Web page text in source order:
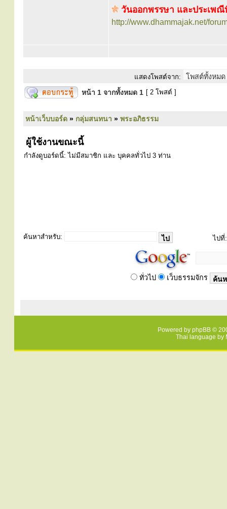
วันออกพรรษา และประเพ
http://www.dhammajak.net/
แสดงโพสต์จาก:
หน้า 1 จากทั้งหมด 1 [ 2 โพสต์ ]
หน้าเว็บบอร์ด » กลุ่มสนทนา » พระอภิธรรม
ผู้ใช้งานขณะนี้
กำลังดูบอร์ดนี้: ไม่มีสมาชิก และ บุคคลทั่วไป 3 ท่าน
ค้นหาสำหรับ: ไปที่:
ทั่วไป เว็บธรรมจักร
Powered by phpBB ©
Thai language by